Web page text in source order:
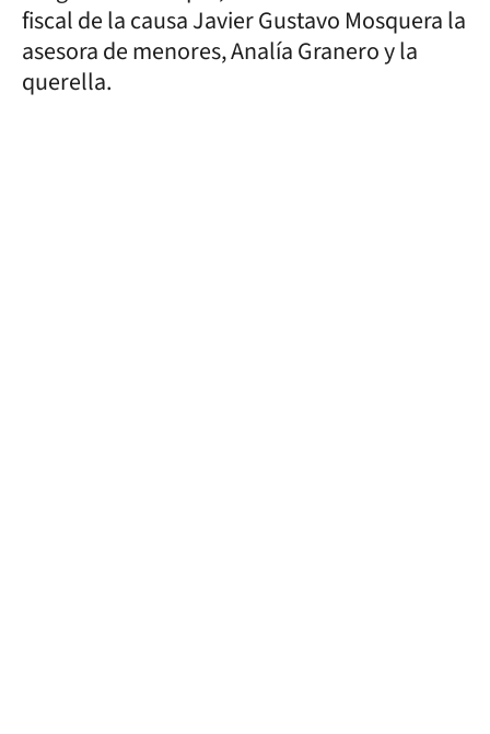
fiscal de la causa Javier Gustavo Mosquera la
asesora de menores, Analía Granero y la
querella.